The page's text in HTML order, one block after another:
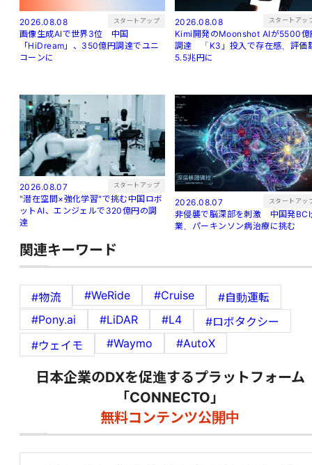
2026.08.08 スタートアップ
画像生成AIで世界3位 中国
「HiDream」、350億円調達でユニ
コーンに
2026.08.08 スタートアッ
Kimi開発のMoonshot AIが5500億
調達 「K3」投入で存在感、評価
5.5兆円に
2026.08.07 スタートアップ
"潜在空間×強化学習"で挑む中国ロボ
ットAI、エンジェルで320億円の調
達
2026.08.07 スタートアッ
非侵襲で脳深部を刺激 中国発BCI
業、パーキンソン病治療に挑む
関連キーワード
#物流 #WeRide #Cruise
#自動運転
#Pony.ai
#LiDAR #L4
#ロボタクシー
#ウェイモ
#Waymo #AutoX
日本企業のDXを促進するプラットフォーム
「CONNECTO」
無料コンテンツ公開中